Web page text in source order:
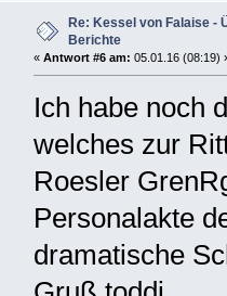
Re: Kessel von Falaise -
Berichte
« Antwort #6 am: 05.01.16 (08:19)
Ich habe noch
welches zur
Roesler
Personalakte
dramatische